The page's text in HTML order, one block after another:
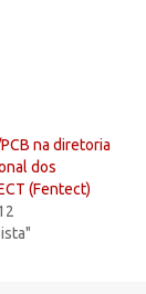
na diretoria
dos
(Fentect)